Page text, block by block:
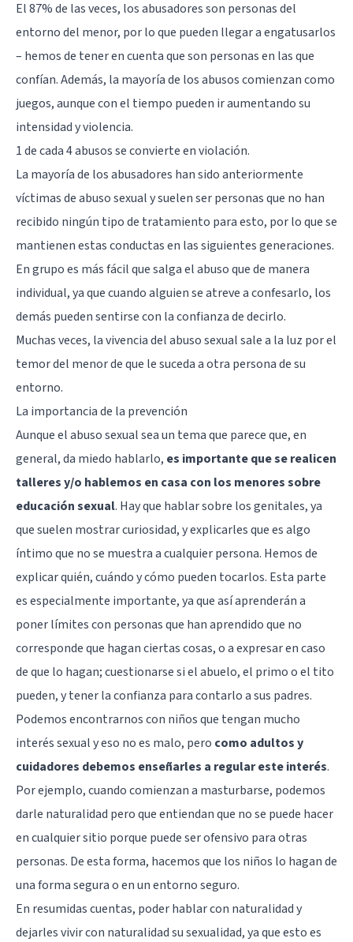
El 87% de las veces, los abusadores son personas del
entorno del menor, por lo que pueden llegar a engatusarlos
– hemos de tener en cuenta que son personas en las que
confían. Además, la mayoría de los abusos comienzan como
juegos, aunque con el tiempo pueden ir aumentando su
intensidad y violencia.
1 de cada 4 abusos se convierte en violación.
La mayoría de los abusadores han sido anteriormente
víctimas de abuso sexual y suelen ser personas que no han
recibido ningún tipo de tratamiento para esto, por lo que se
mantienen estas conductas en las siguientes generaciones.
En grupo es más fácil que salga el abuso que de manera
individual, ya que cuando alguien se atreve a confesarlo, los
demás pueden sentirse con la confianza de decirlo.
Muchas veces, la vivencia del abuso sexual sale a la luz por el
temor del menor de que le suceda a otra persona de su
entorno.
La importancia de la prevención
Aunque el abuso sexual sea un tema que parece que, en
general, da miedo hablarlo, es importante que se realicen
talleres y/o hablemos en casa con los menores sobre
educación sexual. Hay que hablar sobre los genitales, ya
que suelen mostrar curiosidad, y explicarles que es algo
íntimo que no se muestra a cualquier persona. Hemos de
explicar quién, cuándo y cómo pueden tocarlos. Esta parte
es especialmente importante, ya que así aprenderán a
poner límites con personas que han aprendido que no
corresponde que hagan ciertas cosas, o a expresar en caso
de que lo hagan; cuestionarse si el abuelo, el primo o el tito
pueden, y tener la confianza para contarlo a sus padres.
Podemos encontrarnos con niños que tengan mucho
interés sexual y eso no es malo, pero como adultos y
cuidadores debemos enseñarles a regular este interés.
Por ejemplo, cuando comienzan a masturbarse, podemos
darle naturalidad pero que entiendan que no se puede hacer
en cualquier sitio porque puede ser ofensivo para otras
personas. De esta forma, hacemos que los niños lo hagan de
una forma segura o en un entorno seguro.
En resumidas cuentas, poder hablar con naturalidad y
dejarles vivir con naturalidad su sexualidad, ya que esto es